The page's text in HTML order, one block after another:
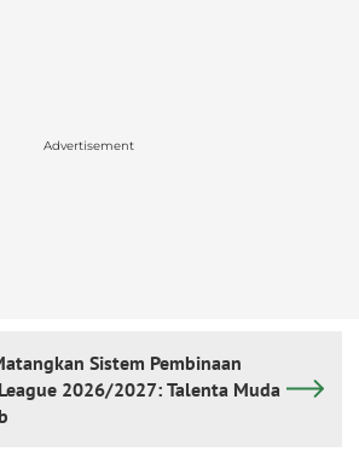
Advertisement
Sistem Pembinaan
2026/2027: Talenta Muda